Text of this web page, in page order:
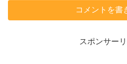
コメントを書
スポンサー